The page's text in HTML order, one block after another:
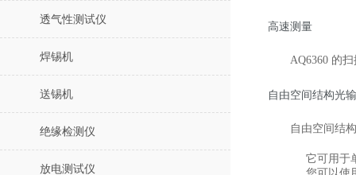
透气性测试仪
焊锡机
送锡机
绝缘检测仪
放电测试仪
高速测量
AQ6360 的
自由空间结构光
自由空间结
它可用于